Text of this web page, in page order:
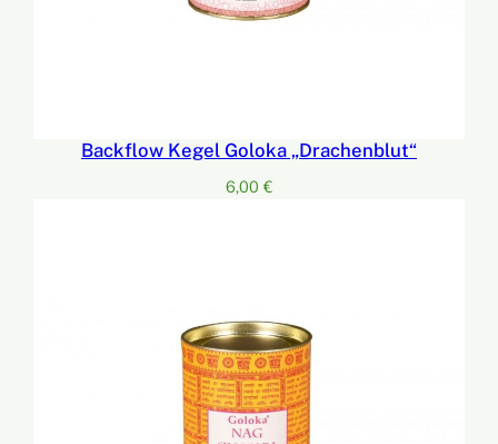
Backflow Kegel Goloka „Drachenblut“
6,00€